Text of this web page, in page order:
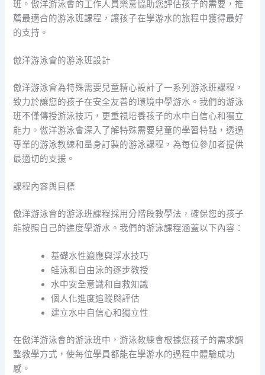
班。傲洋游泳會的工作人員樂意協助您評估孩子的需要，推
薦最適合的游泳班課程，讓孩子在學游水的旅程中獲得最好
的支持。
傲洋游泳會的游泳班設計
傲洋游泳會為特殊需要兒童精心設計了一系列游泳班課程，
致力於讓您的孩子在安全友善的環境中學游水。我們的游泳
班不僅傳授游泳技巧，更重視培養孩子的水中自信心和獨立
能力。傲洋游泳會深入了解特殊需要兒童的學習特點，透過
專業的游泳教練和量身訂製的游泳課程，為每位參加者提供
最適切的支援。
課程內容與目標
傲洋游泳會的游泳班課程採用分階段教學法，確保您的孩子
能按照自己的進度學游水。我們的游泳課程涵蓋以下內容：
基礎水性適應與浮水技巧
蛙泳和自由泳的逐步教授
水中安全意識和自救知識
個人化進度追蹤與評估
建立水中自信心和獨立性
在傲洋游泳會的游泳班中，游泳教練會根據您孩子的需求調
整教學方式，使每位學員都能在學游水的過程中體驗成功
感。